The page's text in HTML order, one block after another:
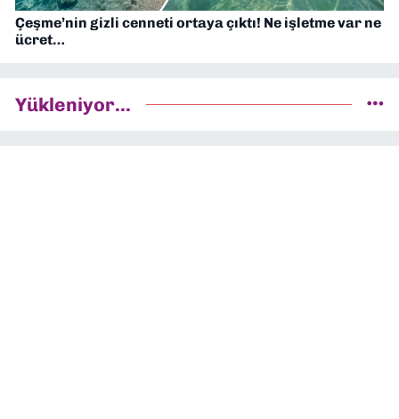
Çeşme’nin gizli cenneti ortaya çıktı! Ne işletme var ne
ücret…
Yükleniyor...